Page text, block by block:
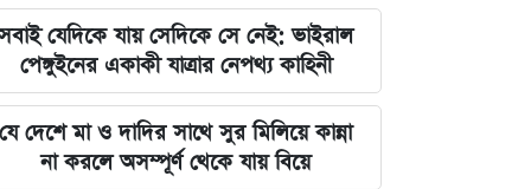
জুলাই স্মৃতি জাদুঘর উদ্বোধন করলেন
প্রধানমন্ত্রী তারেক রহমান
মার্কিন ক্ষেপণাস্ত্র মজুত নিয়ে নতুন তথ্য, কী
বলছে সিএনএন
যেদিকে যায় সেদিকে সে নেই: ভাইরাল
পেঙ্গুইনের একাকী যাত্রার নেপথ্য কাহিনী
যে দেশে মা ও দাদির সাথে সুর মিলিয়ে কান্না
না করলে অসম্পূর্ণ থেকে যায় বিয়ে